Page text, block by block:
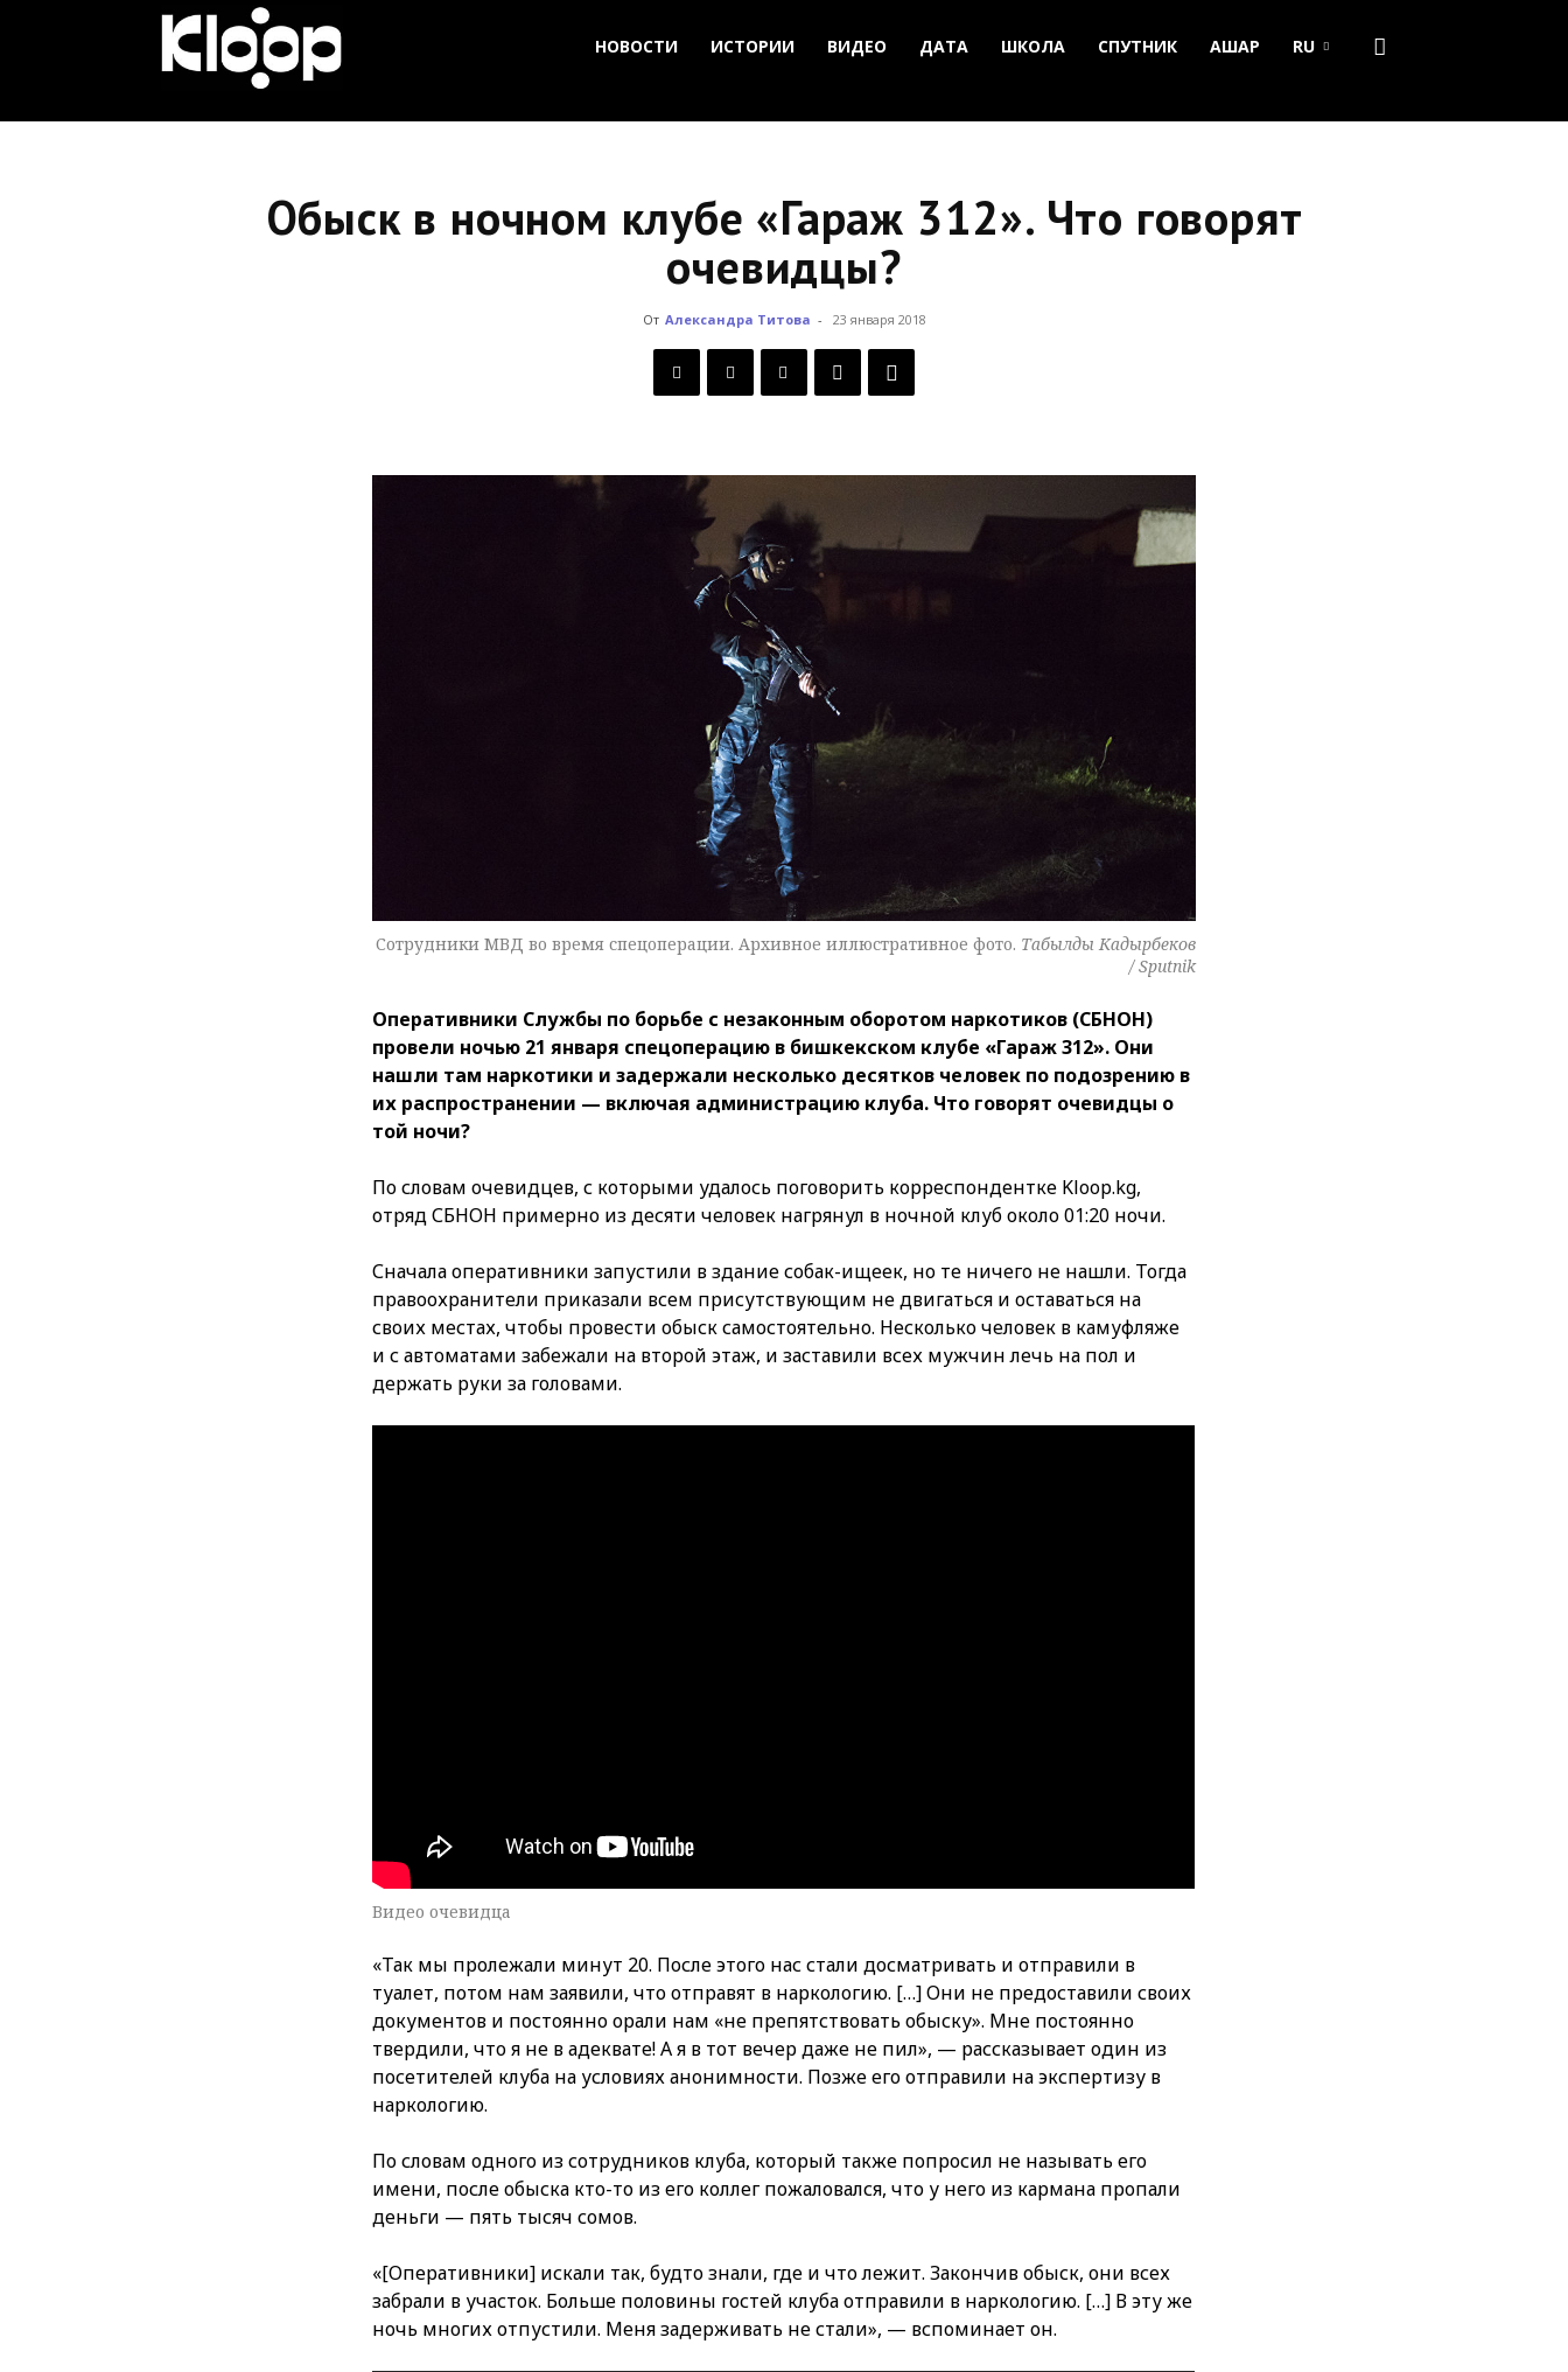
Новости
НОВОСТИ ИСТОРИИ ВИДЕО ДАТА ШКОЛА СПУТНИК АШАР RU
Обыск в ночном клубе «Гараж 312». Что говорят
очевидцы?
От Александра Титова - 23 января 2018
Сотрудники МВД во время спецоперации. Архивное иллюстративное фото. Табылды Кадырбеков
/ Sputnik
Оперативники Службы по борьбе с незаконным оборотом наркотиков (СБНОН)
провели ночью 21 января спецоперацию в бишкекском клубе «Гараж 312». Они
нашли там наркотики и задержали несколько десятков человек по подозрению в
их распространении — включая администрацию клуба. Что говорят очевидцы о
той ночи?
По словам очевидцев, с которыми удалось поговорить корреспондентке Kloop.kg,
отряд СБНОН примерно из десяти человек нагрянул в ночной клуб около 01:20 ночи.
Сначала оперативники запустили в здание собак-ищеек, но те ничего не нашли. Тогда
правоохранители приказали всем присутствующим не двигаться и оставаться на
своих местах, чтобы провести обыск самостоятельно. Несколько человек в камуфляже
и с автоматами забежали на второй этаж, и заставили всех мужчин лечь на пол и
держать руки за головами.
Видео очевидца
«Так мы пролежали минут 20. После этого нас стали досматривать и отправили в
туалет, потом нам заявили, что отправят в наркологию. […] Они не предоставили своих
документов и постоянно орали нам «не препятствовать обыску». Мне постоянно
твердили, что я не в адеквате! А я в тот вечер даже не пил», — рассказывает один из
посетителей клуба на условиях анонимности. Позже его отправили на экспертизу в
наркологию.
По словам одного из сотрудников клуба, который также попросил не называть его
имени, после обыска кто-то из его коллег пожаловался, что у него из кармана пропали
деньги — пять тысяч сомов.
«[Оперативники] искали так, будто знали, где и что лежит. Закончив обыск, они всех
забрали в участок. Больше половины гостей клуба отправили в наркологию. […] В эту же
ночь многих отпустили. Меня задерживать не стали», — вспоминает он.